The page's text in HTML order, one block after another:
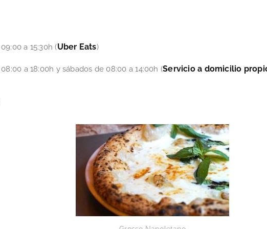
a 15:30h (Uber Eats)
a 18:00h y sábados de 08:00 a 14:00h (Servicio a domicilio